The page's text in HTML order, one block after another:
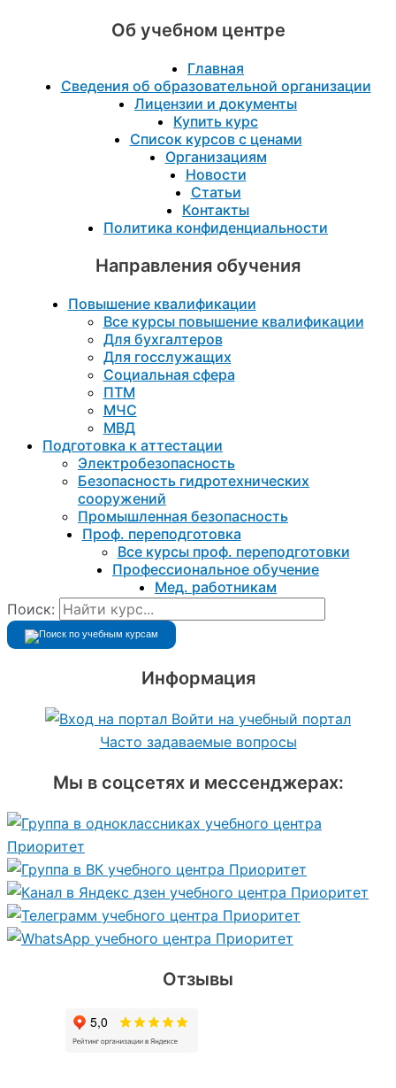
Об учебном центре
Главная
Сведения об образовательной организации
Лицензии и документы
Купить курс
Список курсов с ценами
Организациям
Новости
Статьи
Контакты
Политика конфиденциальности
Направления обучения
Повышение квалификации
Все курсы повышение квалификации
Для бухгалтеров
Для госслужащих
Социальная сфера
ПТМ
МЧС
МВД
Подготовка к aттестации
Электробезопасность
Безопасность гидротехнических
сооружений
Промышленная безопасность
Проф. переподготовка
Все курсы проф. переподготовки
Профессиональное обучение
Мед. работникам
Поиск:
Информация
Войти на учебный портал
Часто задаваемые вопросы
Мы в соцсетях и мессенджерах:
Отзывы